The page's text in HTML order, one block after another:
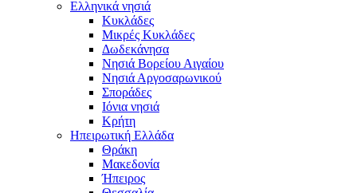
Ελληνικά νησιά
Κυκλάδες
Μικρές Κυκλάδες
Δωδεκάνησα
Νησιά Βορείου Αιγαίου
Νησιά Αργοσαρωνικού
Σποράδες
Ιόνια νησιά
Κρήτη
Ηπειρωτική Ελλάδα
Θράκη
Μακεδονία
Ήπειρος